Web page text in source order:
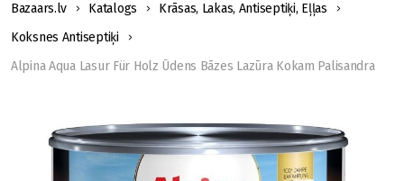
Bazaars.lv Katalogs
Krāsas, Lakas, Antiseptiķi, Eļļas
Koksnes Antiseptiķi
Alpina Aqua Lasur Für Holz Ūdens Bāzes Lazūra Kokam Palisandra